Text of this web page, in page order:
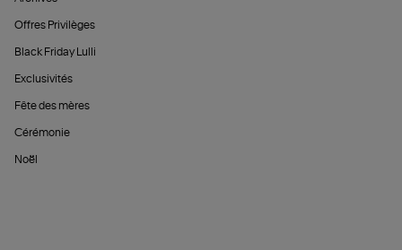
Offres Privilèges
Black Friday Lulli
Exclusivités
Fête des mères
Cérémonie
Noël